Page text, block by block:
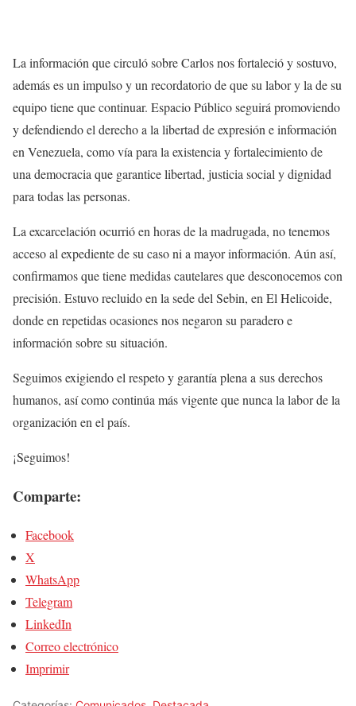
La información que circuló sobre Carlos nos fortaleció y sostuvo,
además es un impulso y un recordatorio de que su labor y la de su
equipo tiene que continuar. Espacio Público seguirá promoviendo
y defendiendo el derecho a la libertad de expresión e información
en Venezuela, como vía para la existencia y fortalecimiento de
una democracia que garantice libertad, justicia social y dignidad
para todas las personas.
La excarcelación ocurrió en horas de la madrugada, no tenemos
acceso al expediente de su caso ni a mayor información. Aún así,
confirmamos que tiene medidas cautelares que desconocemos con
precisión. Estuvo recluido en la sede del Sebin, en El Helicoide,
donde en repetidas ocasiones nos negaron su paradero e
información sobre su situación.
Seguimos exigiendo el respeto y garantía plena a sus derechos
humanos, así como continúa más vigente que nunca la labor de la
organización en el país.
¡Seguimos!
Comparte:
Facebook
X
WhatsApp
Telegram
LinkedIn
Correo electrónico
Imprimir